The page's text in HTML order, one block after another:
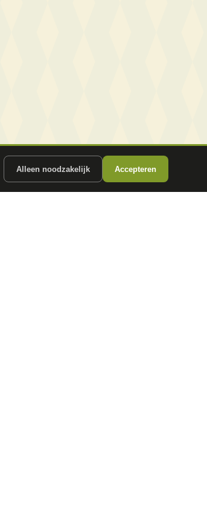
Alleen noodzakelijk Accepteren